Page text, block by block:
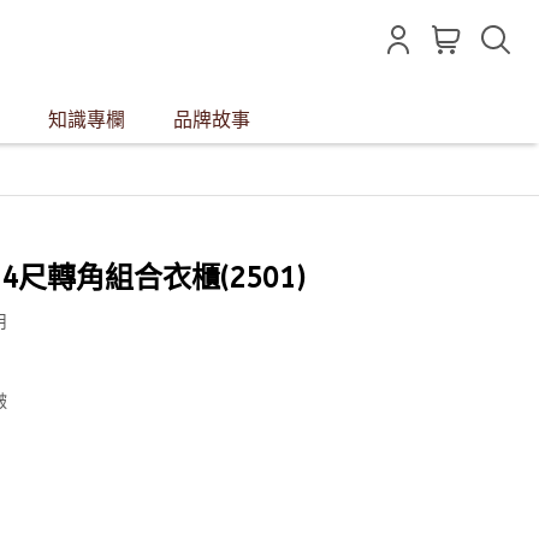
知識專欄 品牌故事
尺轉角組合衣櫃(2501)